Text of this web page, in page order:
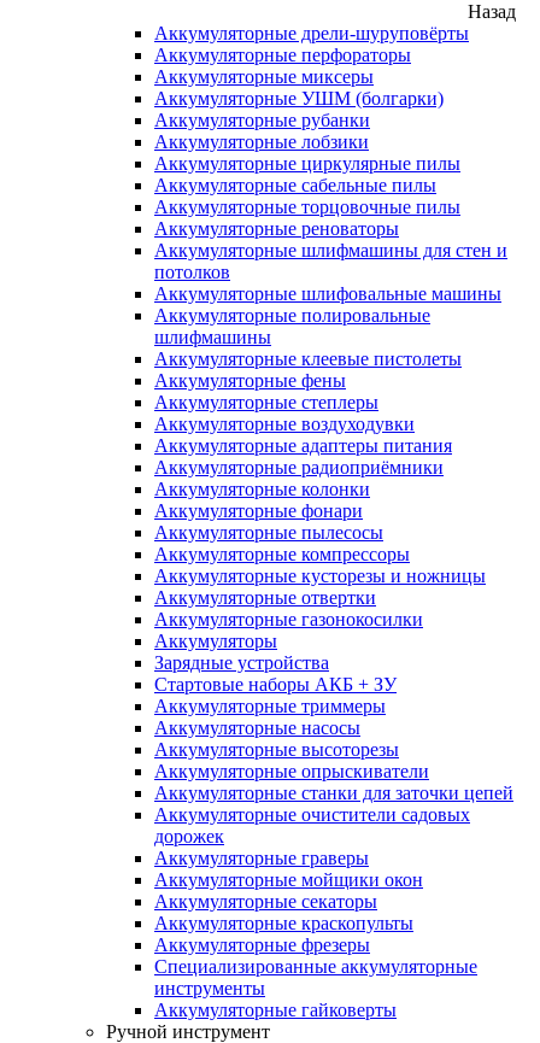
Назад
Аккумуляторные дрели-шуруповёрты
Аккумуляторные перфораторы
Аккумуляторные миксеры
Аккумуляторные УШМ (болгарки)
Аккумуляторные рубанки
Аккумуляторные лобзики
Аккумуляторные циркулярные пилы
Аккумуляторные сабельные пилы
Аккумуляторные торцовочные пилы
Аккумуляторные реноваторы
Аккумуляторные шлифмашины для стен и
потолков
Аккумуляторные шлифовальные машины
Аккумуляторные полировальные
шлифмашины
Аккумуляторные клеевые пистолеты
Аккумуляторные фены
Аккумуляторные степлеры
Аккумуляторные воздуходувки
Аккумуляторные адаптеры питания
Аккумуляторные радиоприёмники
Аккумуляторные колонки
Аккумуляторные фонари
Аккумуляторные пылесосы
Аккумуляторные компрессоры
Аккумуляторные кусторезы и ножницы
Аккумуляторные отвертки
Аккумуляторные газонокосилки
Аккумуляторы
Зарядные устройства
Стартовые наборы АКБ + ЗУ
Аккумуляторные триммеры
Аккумуляторные насосы
Аккумуляторные высоторезы
Аккумуляторные опрыскиватели
Аккумуляторные станки для заточки цепей
Аккумуляторные очистители садовых
дорожек
Аккумуляторные граверы
Аккумуляторные мойщики окон
Аккумуляторные секаторы
Аккумуляторные краскопульты
Аккумуляторные фрезеры
Специализированные аккумуляторные
инструменты
Аккумуляторные гайковерты
Ручной инструмент